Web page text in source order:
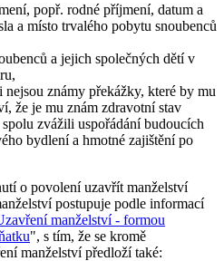
popř. rodné příjmení, datum a
a místo trvalého pobytu snoubenců
a jejich společných dětí v
nejsou známy překážky, které by mu
že je mu znám zdravotní stav
zvážili uspořádání budoucích
bydlení a hmotné zajištění po
o povolení uzavřít manželství
postupuje podle informací
manželství - formou
", s tím, že se kromě
manželství předloží také: